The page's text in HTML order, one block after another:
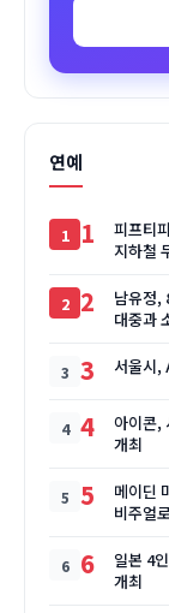
연예
1
피프티
지하철
2
남유정,
대중과
3 서울시,
4
아이콘,
개최
5
메이딘
비주얼
6
일본 4
개최